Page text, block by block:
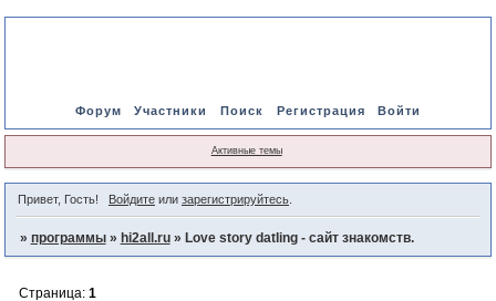
Форум Участники Поиск Регистрация Войти
Активные темы
Привет, Гость! Войдитеили зарегистрируйтесь.
» программы » hi2all.ru » Love story datIing - сайт знакомств.
Страница: 1